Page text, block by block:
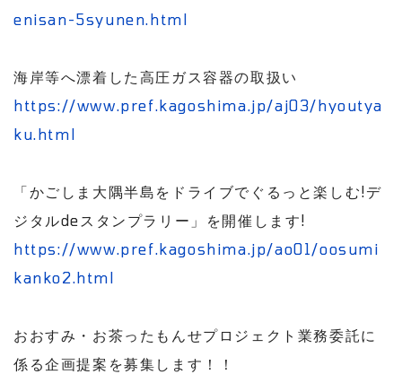
enisan-5syunen.html
海岸等へ漂着した高圧ガス容器の取扱い
https://www.pref.kagoshima.jp/aj03/hyoutya
ku.html
「かごしま大隅半島をドライブでぐるっと楽しむ!デ
ジタルdeスタンプラリー」を開催します!
https://www.pref.kagoshima.jp/ao01/oosumi
kanko2.html
おおすみ・お茶ったもんせプロジェクト業務委託に
係る企画提案を募集します！！